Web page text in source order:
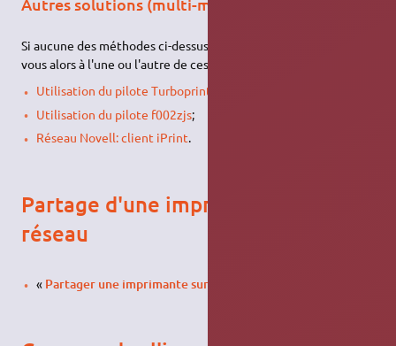
Si aucune des méthodes ci-dessus n'a fonctionné, reportez-
vous alors à l'une ou l'autre de ces pages :
Utilisation du pilote Turboprint
Utilisation du pilote f002zjs;
Réseau Novell: client iPrint.
Partage d'une imprimante en
réseau
« Partager une imprimante sur un réseau